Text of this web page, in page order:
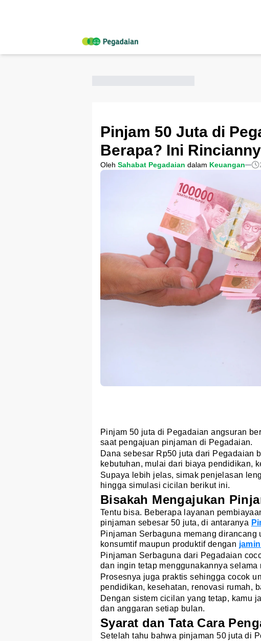
Pinjam 50 Juta di
Berapa? Ini
Oleh Sahabat Pegadaian dalam Keuangan
Pinjam 50 juta di Pegadaian angsuran
saat pengajuan pinjaman di Pegadaian.
Dana sebesar Rp50 juta dari Pegadaian
kebutuhan, mulai dari biaya pendidikan,
Supaya lebih jelas, simak penjelasan
hingga simulasi cicilan berikut ini.
Bisakah Mengajukan
Tentu bisa. Beberapa layanan
pinjaman sebesar 50 juta, di antaranya
Pinjaman Serbaguna memang
konsumtif maupun produktif dengan
Pinjaman Serbaguna dari Pegadaian
dan ingin tetap menggunakannya selama
Prosesnya juga praktis sehingga cocok
pendidikan, kesehatan, renovasi rumah,
Dengan sistem cicilan yang tetap, kamu
dan anggaran setiap bulan.
Syarat dan Tata Cara
Setelah tahu bahwa pinjaman 50 juta di